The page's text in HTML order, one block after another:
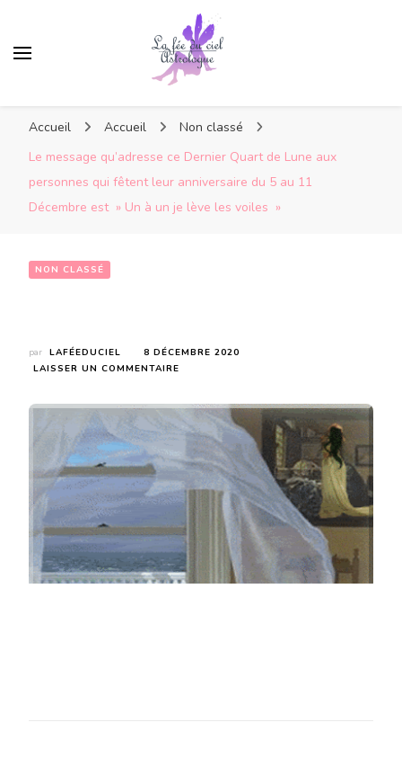
Accueil Accueil
Non classé
Le message qu’adresse ce Dernier Quart de Lune aux
personnes qui fêtent leur anniversaire du 5 au 11
Décembre est » Un à un je lève les voiles »
NON CLASSÉ
par LAFÉEDUCIEL
8 DÉCEMBRE 2020
LAISSER UN COMMENTAIRE
QU’ADRESSE
CE
DERNIER
QUART
DE
PERSONNES
QUI
FÊTENT
LEUR